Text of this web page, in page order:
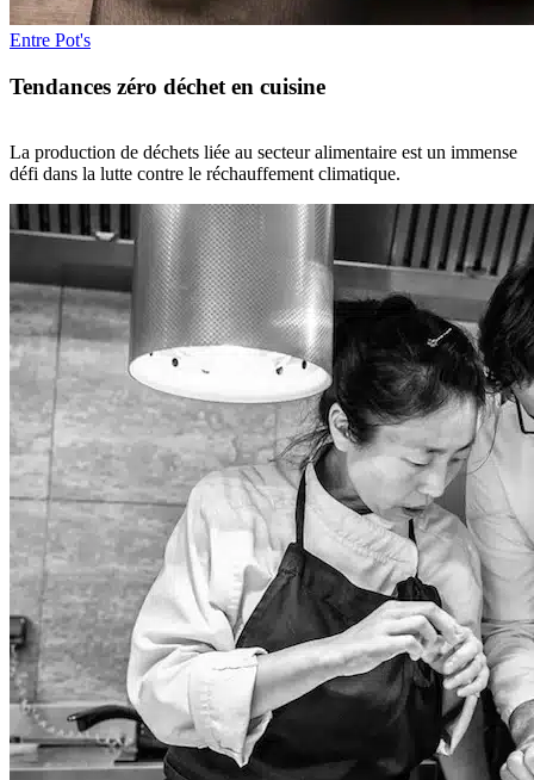
Entre Pot's
Tendances zéro déchet en cuisine
La production de déchets liée au secteur alimentaire est un immense
défi dans la lutte contre le réchauffement climatique.